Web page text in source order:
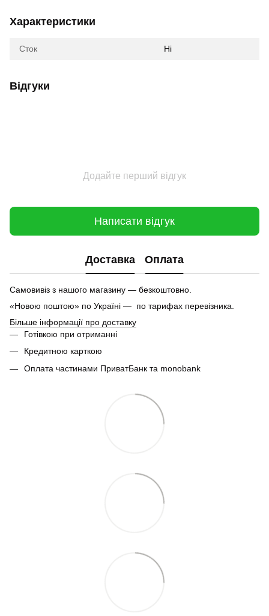
Характеристики
Сток Ні
Відгуки
Додайте перший відгук
Написати відгук
Доставка Оплата
Самовивіз з нашого магазину — безкоштовно.
«Новою поштою» по Україні — по тарифах перевізника.
Більше інформації про доставку
Готівкою при отриманні
Кредитною карткою
Оплата частинами ПриватБанк та monobank